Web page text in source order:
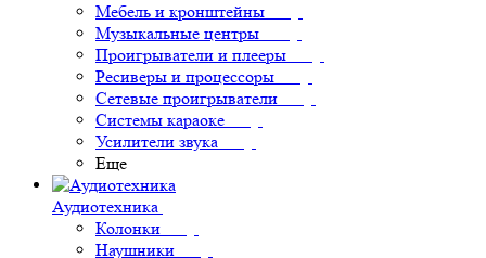
Мебель и кронштейны
Музыкальные центры
Проигрыватели и плееры
Ресиверы и процессоры
Сетевые проигрыватели
Системы караоке
Усилители звука
Еще
Аудиотехника
Колонки
Наушники